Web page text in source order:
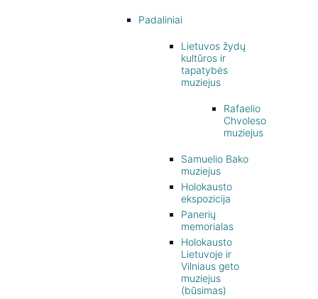
Padaliniai
Lietuvos žydų
kultūros ir
tapatybės
muziejus
Rafaelio
Chvoleso
muziejus
Samuelio Bako
muziejus
Holokausto
ekspozicija
Panerių
memorialas
Holokausto
Lietuvoje ir
Vilniaus geto
muziejus
(būsimas)